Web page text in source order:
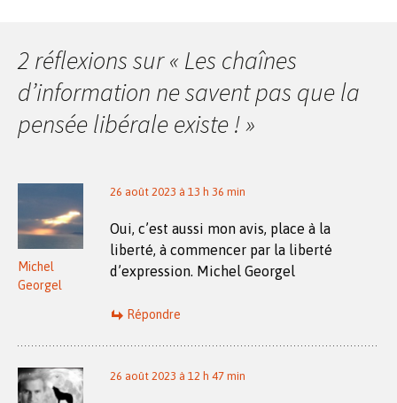
articles
2 réflexions sur « Les chaînes
d’information ne savent pas que la
pensée libérale existe !»
Michel
Georgel
26 août 2023 à 13 h 36 min
Oui, c’est aussi mon avis, place à la
liberté, à commencer par la liberté
d’expression. Michel Georgel
Répondre
26 août 2023 à 12 h 47 min